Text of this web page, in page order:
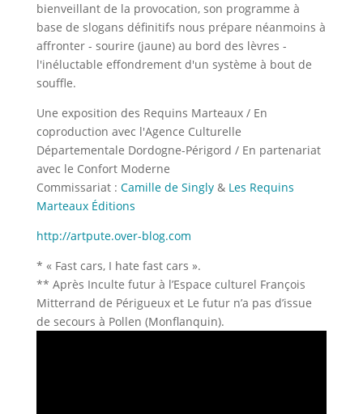
bienveillant de la provocation, son programme à
base de slogans définitifs nous prépare néanmoins à
affronter - sourire (jaune) au bord des lèvres -
l'inéluctable effondrement d'un système à bout de
souffle.
Une exposition des Requins Marteaux / En
coproduction avec l'Agence Culturelle
Départementale Dordogne-Périgord / En partenariat
avec le Confort Moderne
Commissariat : Camille de Singly& Les Requins
Marteaux Éditions
http://artpute.over-blog.com
* « Fast cars, I hate fast cars ».
** Après Inculte futur à l’Espace culturel François
Mitterrand de Périgueux et Le futur n’a pas d’issue
de secours à Pollen (Monflanquin).